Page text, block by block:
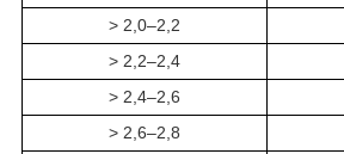
> 2,0–2,2
> 2,2–2,4
> 2,4–2,6
> 2,6–2,8